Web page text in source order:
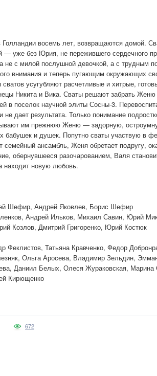
восемь лет, возвращаются домой.
уже без Юрия, не пережившего сердечного
не с милой послушной девочкой, а с трудным
внимания и теперь пугающим окружающих
усугубляют расчетливые и хитрые,
Никита и Вика. Сваты решают забрать Женю
в поселок научной элиты Сосны-3.
дает результата. Только понимание
им прежнюю Женю — задорную,
и душек. Попутно сваты участвую в
семейный ансамбль, Женя обретает подругу,
обернувшееся разочарованием, Валя
находит новую любовь.
Шефир, Андрей Яковлев, Борис Шефир
Андрей Ильков, Михаил Савин, Юрий
Козлов, Дмитрий Григоренко, Юрий Костюк
Татьяна Кравченко, Федор
Ольга Аросева, Владимир Зельдин,
Даниил Белых, Олеся Жураковская,
Кирющенко
672